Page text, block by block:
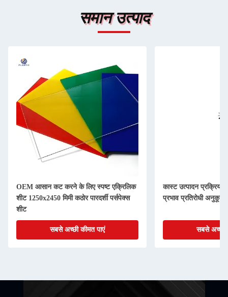
समान उत्पाद
OEM आसान कट करने के लिए स्पष्ट एक्रिलिक
शीट 1250x2450 मिमी कठोर पारदर्शी पर्सपेक्स
शीट
सबसे अच्छी कीमत पाएं
कास्ट उत्पादन प्रक्रिया
प्रभाव प्रतिरोधी
सबसे अच्छी